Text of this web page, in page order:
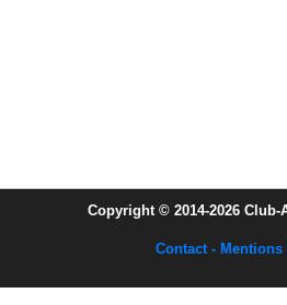
Copyright © 2014-2026 Club-
Contact - Mentions